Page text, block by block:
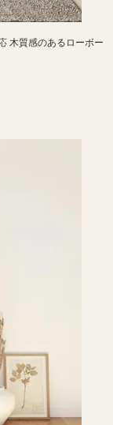
木質感のあるローボー